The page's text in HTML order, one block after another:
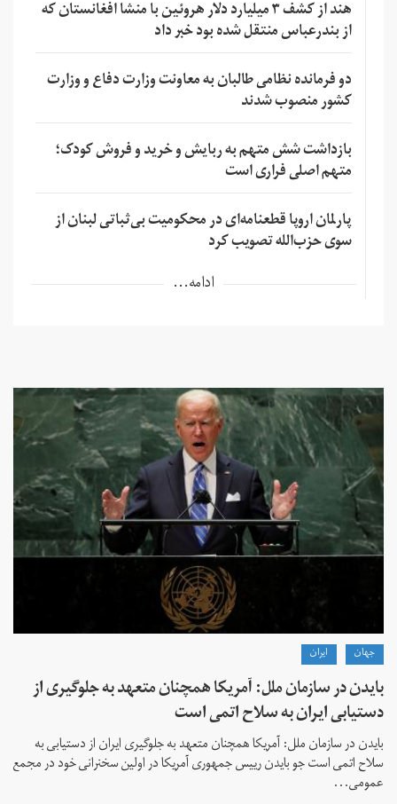
هند از کشف ۳ میلیارد دلار هروئین با منشا افغانستان که
از بندرعباس منتقل شده بود خبر داد
دو فرمانده نظامی طالبان به معاونت وزارت دفاع و وزارت
کشور منصوب شدند
بازداشت شش متهم به ربایش و خرید و فروش کودک؛
متهم اصلی فراری است
پارلمان اروپا قطعنامه‌ای در محکومیت بی‌ثباتی لبنان از
سوی حزب‌الله تصویب کرد
ادامه...
جهان ايران
بایدن در سازمان ملل: آمریکا همچنان متعهد به جلوگیری از
دستیابی ایران به سلاح اتمی است
بایدن در سازمان ملل: آمریکا همچنان متعهد به جلوگیری ایران از دستیابی به
سلاح اتمی است جو بایدن رییس جمهوری آمریکا در اولین سخنرانی خود در مجمع
عمومی...